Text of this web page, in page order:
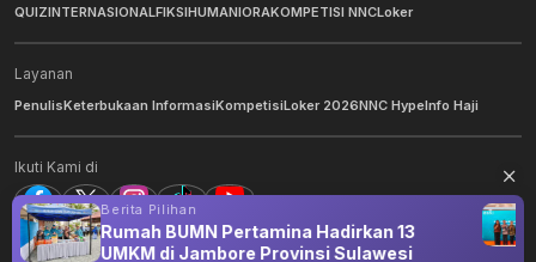
QUIZINTERNASIONALFIKSIHUMANIORAKOMPETISI NNCLoker
Layanan
PenulisKeterbukaan InformasiKompetisiLoker 2026NNC HypeInfo Haji
Ikuti Kami di
© 2026NNC Netralnews. All Rights Reserved.
Berita Pilihan
Rumah BUMN Pertamina Hadirkan 13
UMKM di Jambore Provinsi Sulawesi